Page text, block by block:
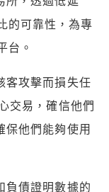
的可靠性，為專
台。
客攻擊而損失任
交易，確信他們
保他們能夠使用
負債證明數據的